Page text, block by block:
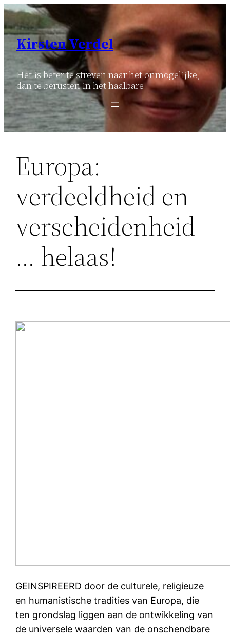
Ga
naar
inhoud
Kirsten Verdel
Het is beter te streven naar het onmogelijke,
dan te berusten in het haalbare
Europa:
verdeeldheid en
verscheidenheid
… helaas!
GEINSPIREERD door de culturele, religieuze
en humanistische tradities van Europa, die
ten grondslag liggen aan de ontwikkeling van
de universele waarden van de onschendbare